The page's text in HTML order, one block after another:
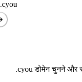
.cyou
.cyou डोमेन चुनने और